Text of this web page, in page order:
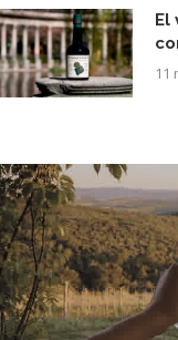
El
11